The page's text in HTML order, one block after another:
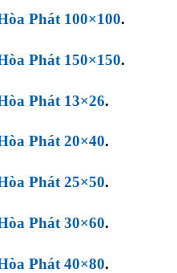
Phát 100×100.
Phát 150×150.
Phát 13×26.
Phát 20×40.
Phát 25×50.
Phát 30×60.
Phát 40×80.